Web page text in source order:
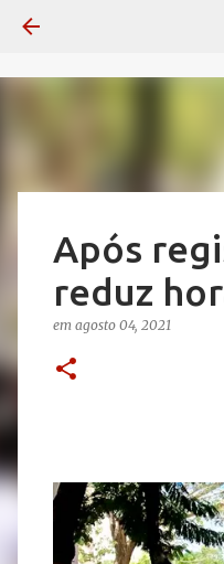
Após
reduz
em agosto 04, 2021